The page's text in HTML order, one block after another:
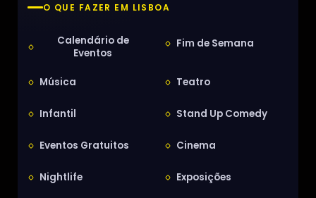
O QUE FAZER EM LISBOA
Calendário de
Eventos
Fim de Semana
Música Teatro
Infantil Stand Up Comedy
Eventos Gratuitos Cinema
Nightlife Exposições